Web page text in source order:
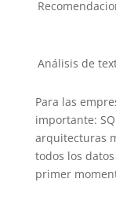
Análisis de
Para las
importante:
arquitecturas
todos los
primer